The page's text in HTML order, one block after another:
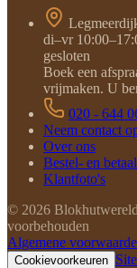
di–vr
gesloten
Boek een
vrijmaken. U
020 - 644
Neem contact
Over ons
Bestel- en
Klantfoto's
© 2026
voorbehouden
Algemene
Cookievoorkeuren